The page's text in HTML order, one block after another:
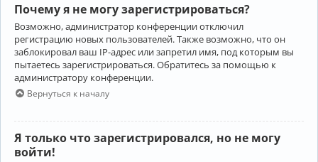
Почему я не могу зарегистрироваться?
Возможно, администратор конференции отключил
регистрацию новых пользователей. Также возможно, что он
заблокировал ваш IP-адрес или запретил имя, под которым вы
пытаетесь зарегистрироваться. Обратитесь за помощью к
администратору конференции.
Вернуться к началу
Я только что зарегистрировался, но не могу
войти!